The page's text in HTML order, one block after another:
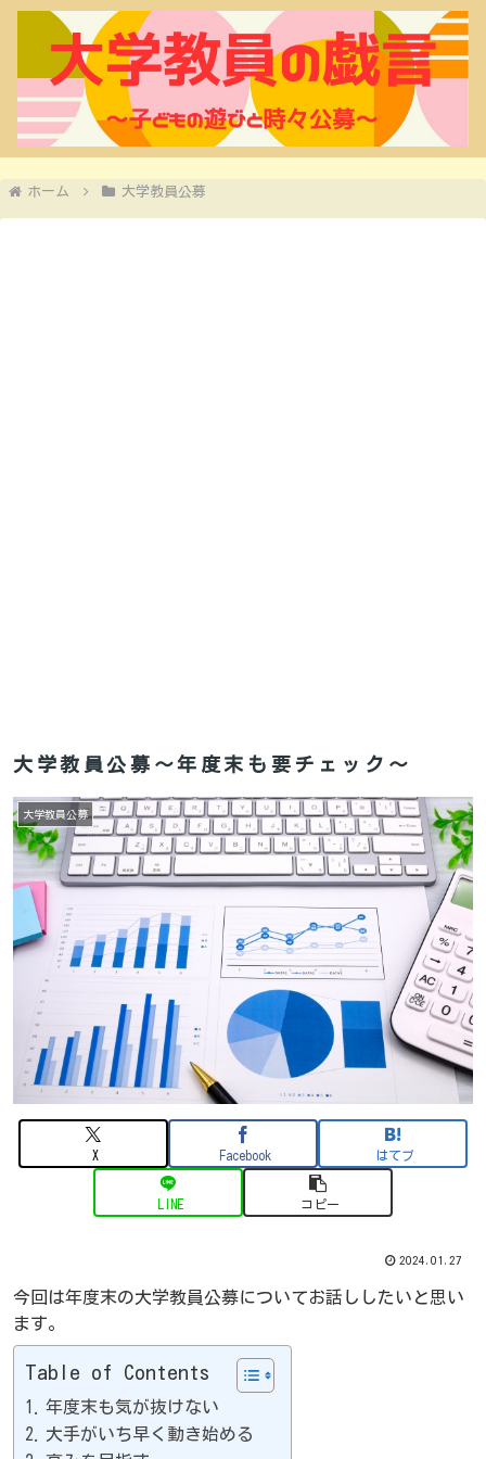
ホーム 大学教員公募
大学教員公募〜年度末も要チェック〜
大学教員公募
X Facebook はてブ
LINE コピー
2024.01.27
今回は年度末の大学教員公募についてお話ししたいと思い
ます。
Table of Contents
年度末も気が抜けない
大手がいち早く動き始める